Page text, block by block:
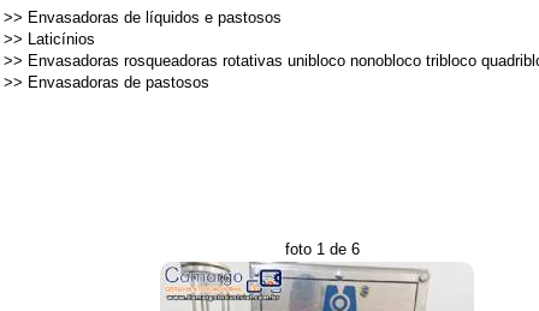
>> Envasadoras de líquidos e pastosos
>> Laticínios
>> Envasadoras rosqueadoras rotativas unibloco nonobloco tribloco
>> Envasadoras de pastosos
foto 1 de 6